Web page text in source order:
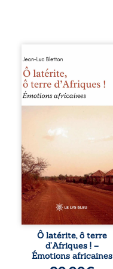
Ô latérite, ô terre
d’Afriques ! est un
poétique et
authentique aux
paysages, aux
émotions brutes
d’un continent en
entre traditions et
modernité. Des
souvenirs intimes
– la pluie à
Namoungou, le
baobab de
Zagtouli – aux
portraits
marquants –
Thomas Sankara,
Hamadoun Dicko,
Ô latérite, ô terre
d’Afriques ! –
Émotions africaines